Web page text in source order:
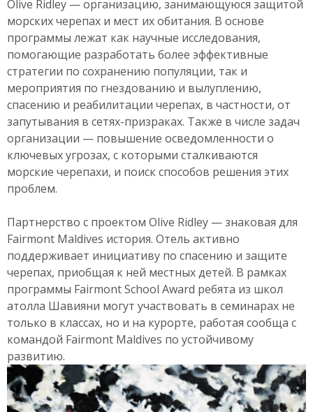
Olive Ridley — организацию, занимающуюся защитой
морских черепах и мест их обитания. В основе
программы лежат как научные исследования,
помогающие разработать более эффективные
стратегии по сохранению популяции, так и
мероприятия по гнездованию и вылуплению,
спасению и реабилитации черепах, в частности, от
запутывания в сетях-призраках. Также в числе задач
организации — повышение осведомленности о
ключевых угрозах, с которыми сталкиваются
морские черепахи, и поиск способов решения этих
проблем.
Партнерство с проектом Olive Ridley — знаковая для
Fairmont Maldives история. Отель активно
поддерживает инициативу по спасению и защите
черепах, приобщая к ней местных детей. В рамках
программы Fairmont School Award ребята из школ
атолла Шавияни могут участвовать в семинарах не
только в классах, но и на курорте, работая сообща с
командой Fairmont Maldives по устойчивому
развитию.